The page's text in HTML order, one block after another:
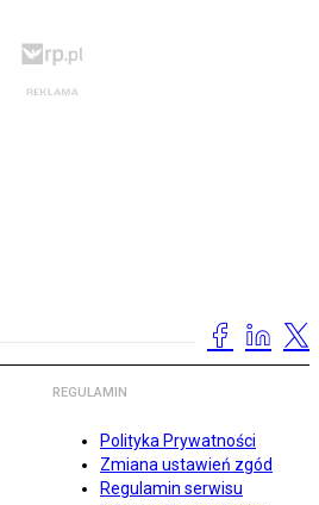
REGULAMIN
Polityka Prywatności
Zmiana ustawień zgód
Regulamin serwisu